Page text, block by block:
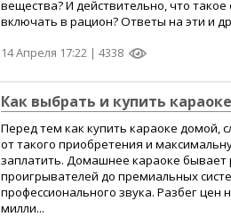
вещества? И действительно, что
включать в рацион? Ответы на эти и
14 Апреля 17:22 | 4338
Как выбрать и купить
Перед тем как купить караоке домой,
от такого приобретения и
заплатить. Домашнее караоке бывает
проигрывателей до премиальных
профессионального звука. Разбег цен
милли...